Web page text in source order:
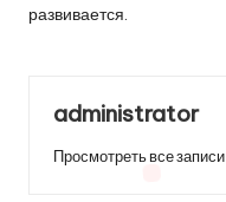
развивается.
administrator
Просмотреть все записи